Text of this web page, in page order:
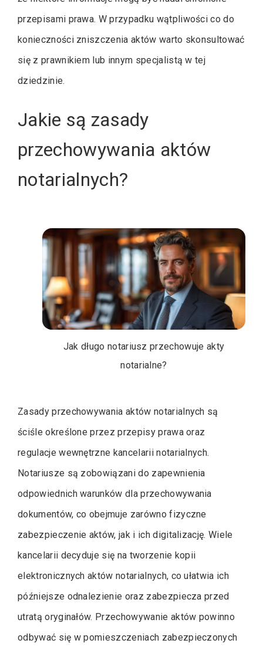
przepisami prawa. W przypadku wątpliwości co do
konieczności zniszczenia aktów warto skonsultować
się z prawnikiem lub innym specjalistą w tej
dziedzinie.
Jakie są zasady
przechowywania aktów
notarialnych?
Jak długo notariusz przechowuje akty
notarialne?
Zasady przechowywania aktów notarialnych są
ściśle określone przez przepisy prawa oraz
regulacje wewnętrzne kancelarii notarialnych.
Notariusze są zobowiązani do zapewnienia
odpowiednich warunków dla przechowywania
dokumentów, co obejmuje zarówno fizyczne
zabezpieczenie aktów, jak i ich digitalizację. Wiele
kancelarii decyduje się na tworzenie kopii
elektronicznych aktów notarialnych, co ułatwia ich
późniejsze odnalezienie oraz zabezpiecza przed
utratą oryginałów. Przechowywanie aktów powinno
odbywać się w pomieszczeniach zabezpieczonych